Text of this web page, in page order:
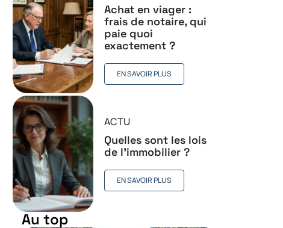
Achat en viager :
frais de notaire, qui
paie quoi
exactement ?
EN SAVOIR PLUS
ACTU
Quelles sont les lois
de l’immobilier ?
EN SAVOIR PLUS
Au top